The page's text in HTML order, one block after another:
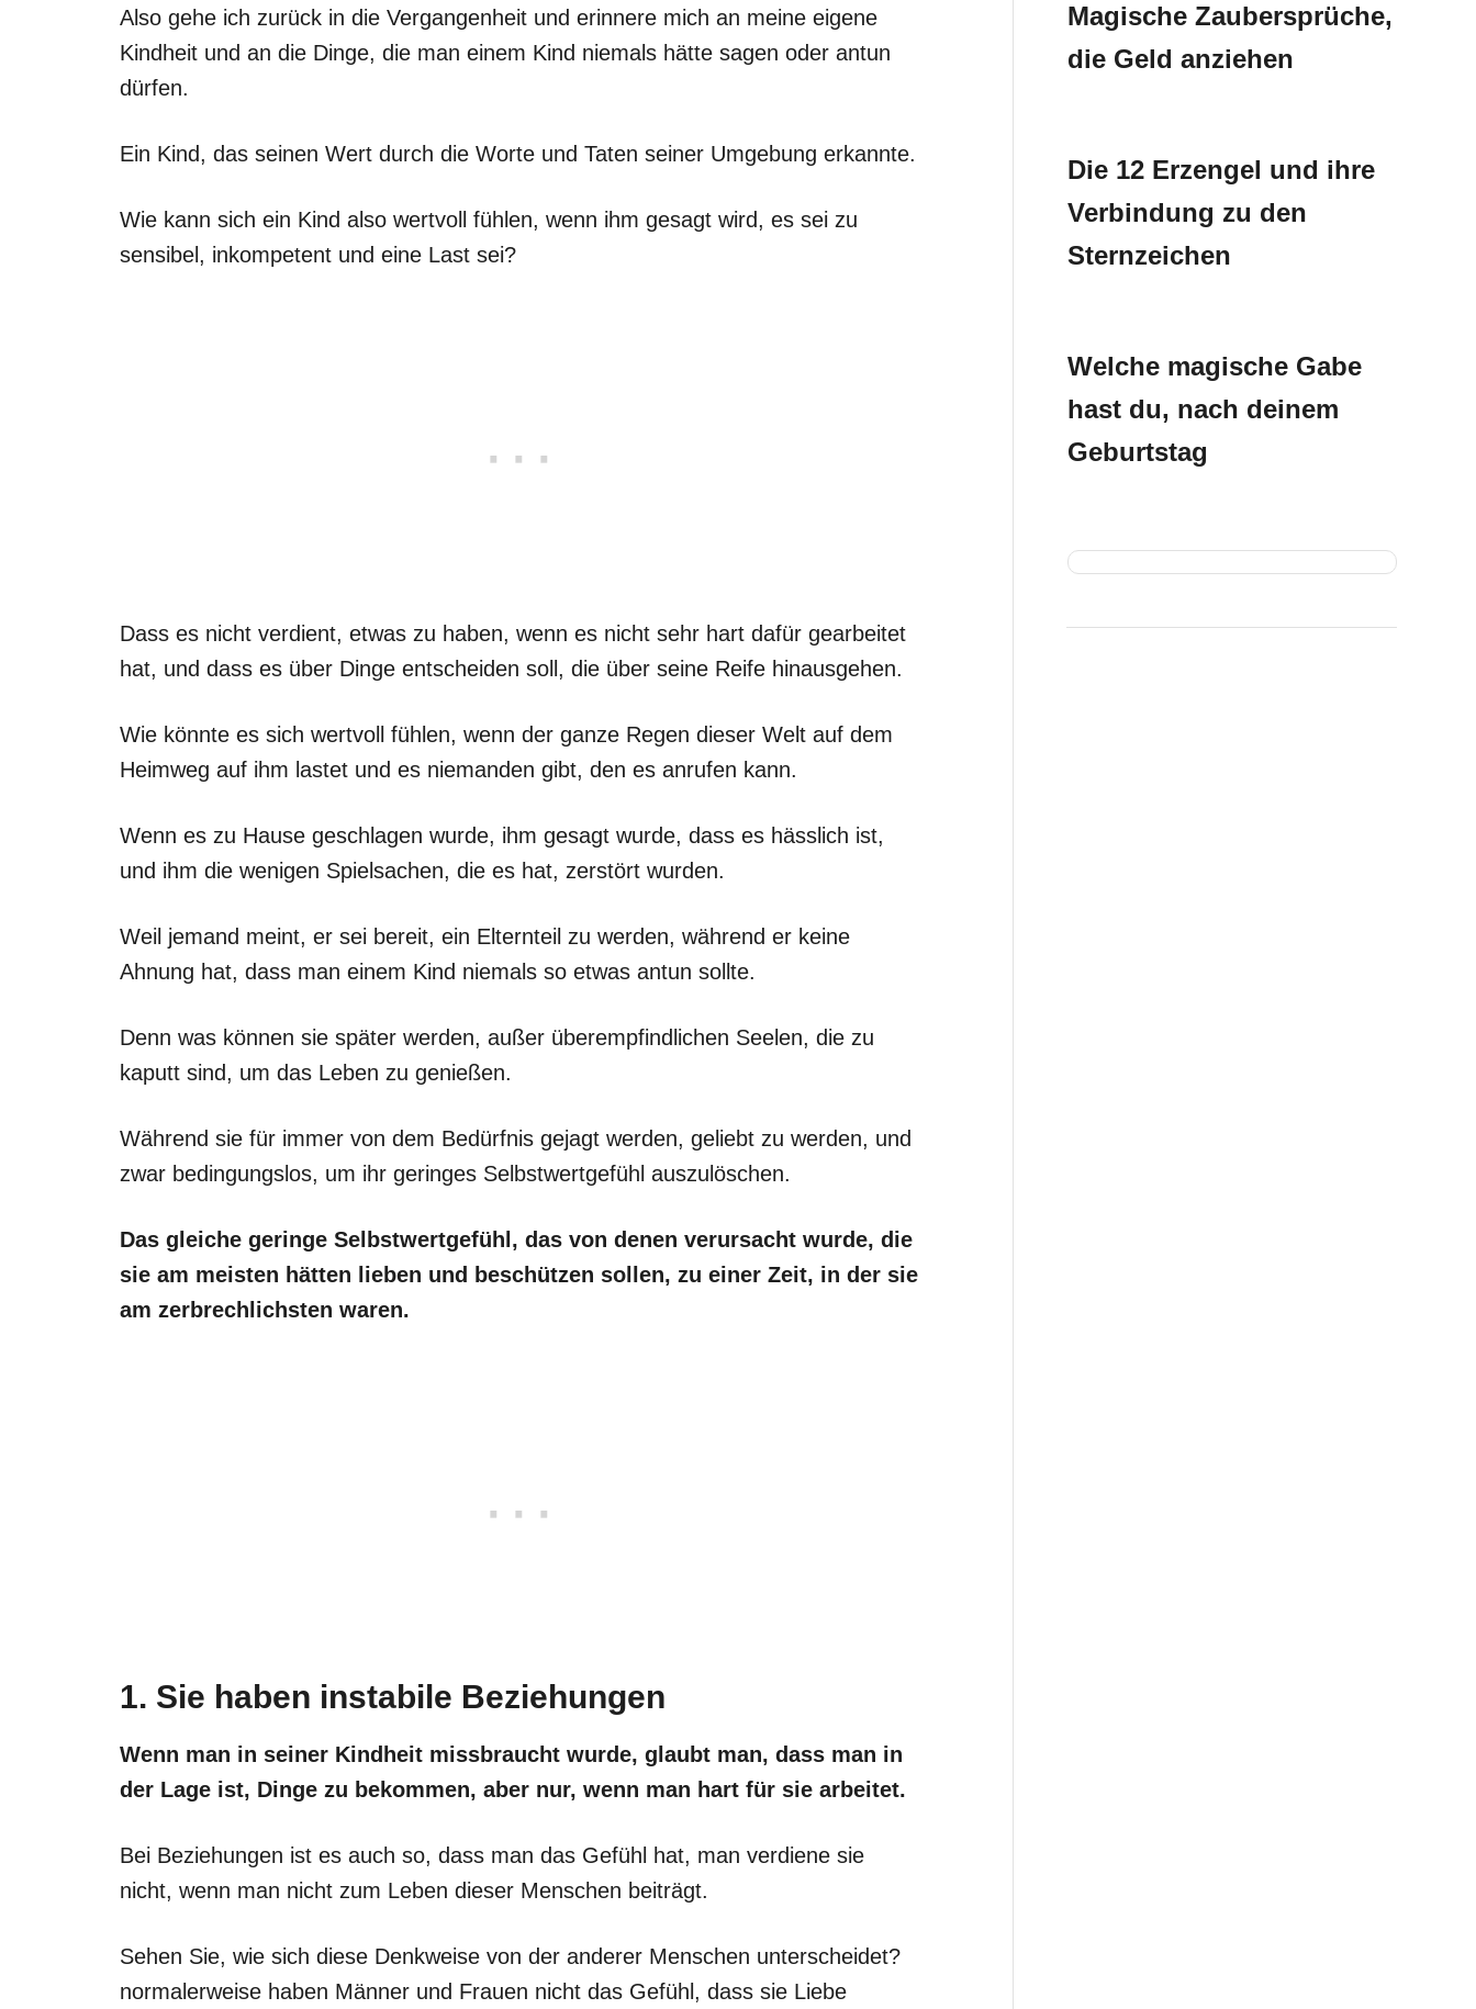
Also gehe ich zurück in die Vergangenheit und erinnere mich an meine eigene
Kindheit und an die Dinge, die man einem Kind niemals hätte sagen oder antun
dürfen.
Ein Kind, das seinen Wert durch die Worte und Taten seiner Umgebung erkannte.
Wie kann sich ein Kind also wertvoll fühlen, wenn ihm gesagt wird, es sei zu
sensibel, inkompetent und eine Last sei?
Dass es nicht verdient, etwas zu haben, wenn es nicht sehr hart dafür gearbeitet
hat, und dass es über Dinge entscheiden soll, die über seine Reife hinausgehen.
Wie könnte es sich wertvoll fühlen, wenn der ganze Regen dieser Welt auf dem
Heimweg auf ihm lastet und es niemanden gibt, den es anrufen kann.
Wenn es zu Hause geschlagen wurde, ihm gesagt wurde, dass es hässlich ist,
und ihm die wenigen Spielsachen, die es hat, zerstört wurden.
Weil jemand meint, er sei bereit, ein Elternteil zu werden, während er keine
Ahnung hat, dass man einem Kind niemals so etwas antun sollte.
Denn was können sie später werden, außer überempfindlichen Seelen, die zu
kaputt sind, um das Leben zu genießen.
Während sie für immer von dem Bedürfnis gejagt werden, geliebt zu werden, und
zwar bedingungslos, um ihr geringes Selbstwertgefühl auszulöschen.
Das gleiche geringe Selbstwertgefühl, das von denen verursacht wurde, die
sie am meisten hätten lieben und beschützen sollen, zu einer Zeit, in der sie
am zerbrechlichsten waren.
1. Sie haben instabile Beziehungen
Wenn man in seiner Kindheit missbraucht wurde, glaubt man, dass man in
der Lage ist, Dinge zu bekommen, aber nur, wenn man hart für sie arbeitet.
Bei Beziehungen ist es auch so, dass man das Gefühl hat, man verdiene sie
nicht, wenn man nicht zum Leben dieser Menschen beiträgt.
Sehen Sie, wie sich diese Denkweise von der anderer Menschen unterscheidet?
normalerweise haben Männer und Frauen nicht das Gefühl, dass sie Liebe
Magische Zaubersprüche,
die Geld anziehen
Die 12 Erzengel und ihre
Verbindung zu den
Sternzeichen
Welche magische Gabe
hast du, nach deinem
Geburtstag